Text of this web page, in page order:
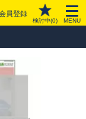
員登録
検討中(0) MENU